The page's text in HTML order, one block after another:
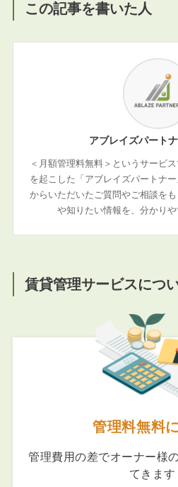
この記事を書いた人
アブレイズパート
＜月額管理料無料＞というサービ
を起こした「アブレイズパートナ
からいただいたご質問やご相談を
や知りたい情報を、分かりや
賃貸管理サービスにつ
管理料無料
管理費用の差でオーナー様
てきます